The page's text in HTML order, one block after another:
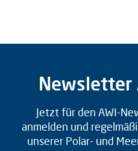
Newsletter
Jetzt für den AWI-
anmelden und
unserer Polar- und